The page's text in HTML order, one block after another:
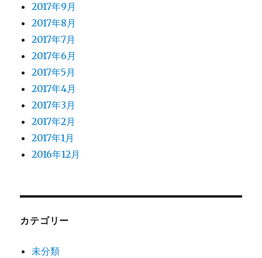
2017年9月
2017年8月
2017年7月
2017年6月
2017年5月
2017年4月
2017年3月
2017年2月
2017年1月
2016年12月
カテゴリー
未分類